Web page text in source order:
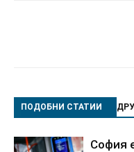
ПОДОБНИ СТАТИИ
София